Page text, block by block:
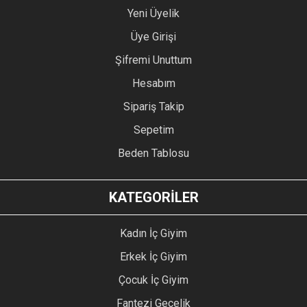
Yeni Üyelik
Üye Girişi
Şifremi Unuttum
Hesabım
Sipariş Takip
Sepetim
Beden Tablosu
KATEGORİLER
Kadın İç Giyim
Erkek İç Giyim
Çocuk İç Giyim
Fantezi Gecelik